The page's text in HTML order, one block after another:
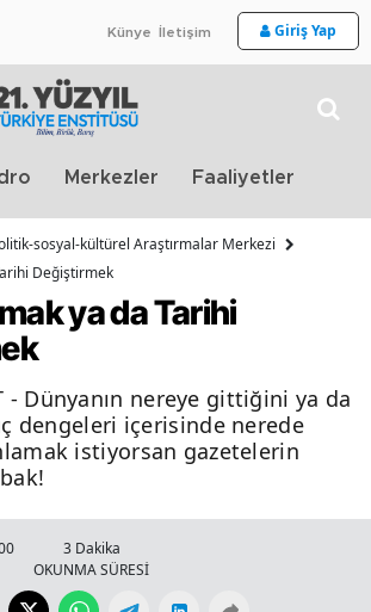
Künye İletişim Giriş Yap
Merkezler Faaliyetler
sosyal-kültürel Araştırmalar Merkezi
Değiştirmek
ya da Tarihi
- Dünyanın nereye gittiğini ya da
dengeleri içerisinde nerede
istiyorsan gazetelerin
3 Dakika
OKUNMA SÜRESİ